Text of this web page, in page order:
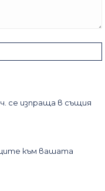
се изпраща в същия
към вашата